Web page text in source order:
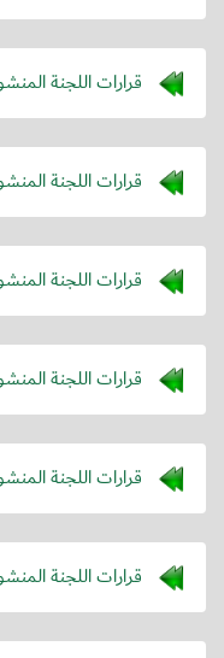
قرارات اللجنة
قرارات اللجنة
قرارات اللجنة
قرارات اللجنة
قرارات اللجنة
قرارات اللجنة